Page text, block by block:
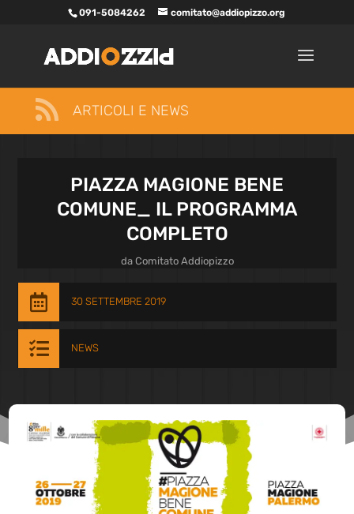
091-5084262 comitato@addiopizzo.org
 ARTICOLI E NEWS
PIAZZA MAGIONE BENE
COMUNE_ IL PROGRAMMA
COMPLETO
da Comitato Addiopizzo
 30 SETTEMBRE 2019
 NEWS